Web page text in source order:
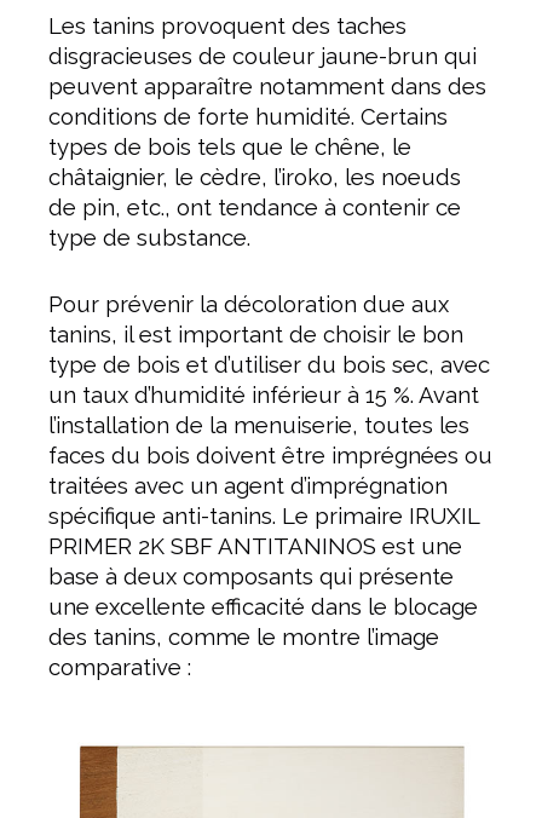
Les tanins provoquent des taches
disgracieuses de couleur jaune-brun qui
peuvent apparaître notamment dans des
conditions de forte humidité. Certains
types de bois tels que le chêne, le
châtaignier, le cèdre, l’iroko, les noeuds
de pin, etc., ont tendance à contenir ce
type de substance.
Pour prévenir la décoloration due aux
tanins, il est important de choisir le bon
type de bois et d’utiliser du bois sec, avec
un taux d’humidité inférieur à 15 %. Avant
l’installation de la menuiserie, toutes les
faces du bois doivent être imprégnées ou
traitées avec un agent d’imprégnation
spécifique anti-tanins. Le primaire IRUXIL
PRIMER 2K SBF ANTITANINOS est une
base à deux composants qui présente
une excellente efficacité dans le blocage
des tanins, comme le montre l’image
comparative :